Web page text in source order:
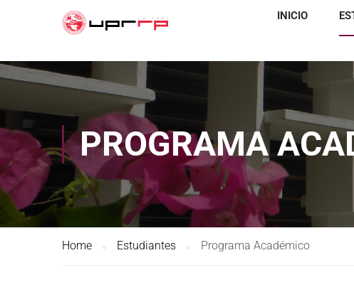
INICIO
PROGRAMA
Home Estudiantes Programa Académico